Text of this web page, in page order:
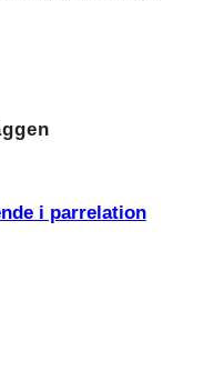
i parrelation